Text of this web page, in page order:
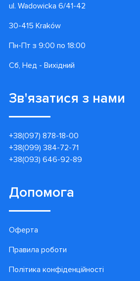
ul. Wadowicka 6/41-42
30-415 Kraków
Пн-Пт з 9:00 по 18:00
Сб, Нед - Вихідний
Зв'язатися з нами
+38(097) 878-18-00
+38(099) 384-72-71
+38(093) 646-92-89
Допомога
Оферта
Правила роботи
Політика конфіденційності